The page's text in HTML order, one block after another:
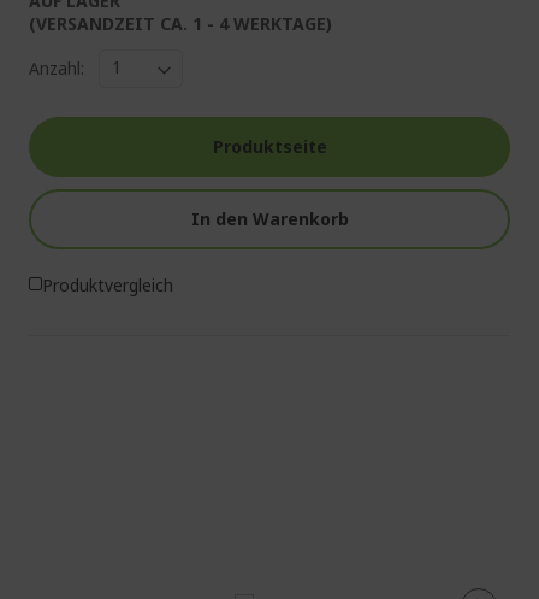
(VERSANDZEIT CA. 1 - 4 WERKTAGE)
Anzahl:
Produktseite
In den Warenkorb
Produktvergleich